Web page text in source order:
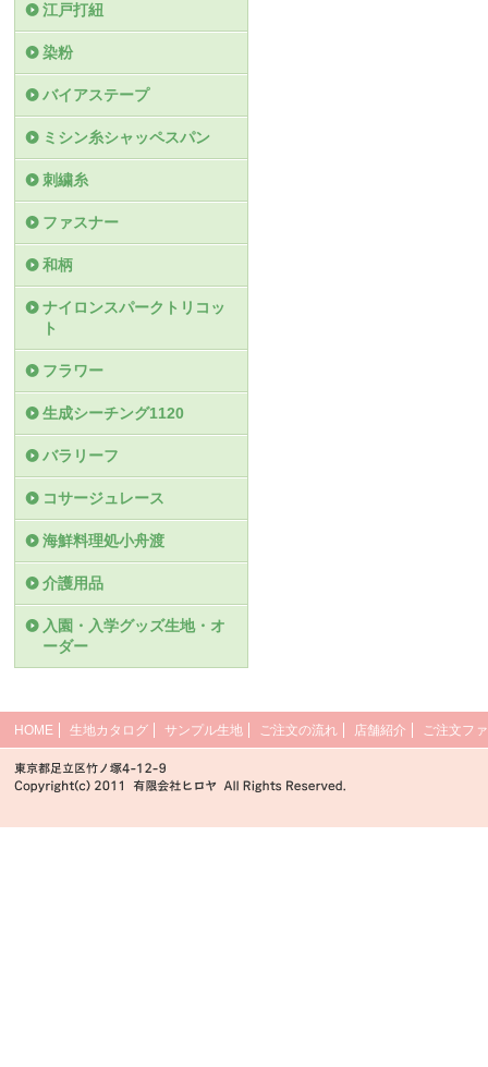
江戸打紐
染粉
バイアステープ
ミシン糸シャッペスパン
刺繍糸
ファスナー
和柄
ナイロンスパークトリコッ
ト
フラワー
生成シーチング1120
バラリーフ
コサージュレース
海鮮料理処小舟渡
介護用品
入園・入学グッズ生地・オ
ーダー
HOME 生地カタログ サンプル生地 ご注文の流れ 店舗紹介 ご注文フ